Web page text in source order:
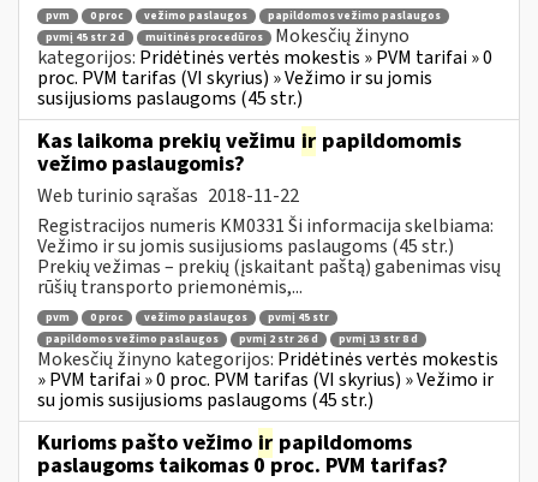
pvm 0 proc vežimo paslaugos
papildomos vežimo paslaugos
pvmį 45 str 2 d
muitinės procedūros
Mokesčių žinyno
kategorijos: Pridėtinės vertės mokestis » PVM tarifai » 0
proc. PVM tarifas (VI skyrius) » Vežimo ir su jomis
susijusioms paslaugoms (45 str.)
Kas laikoma prekių vežimu ir papildomomis
vežimo paslaugomis?
Web turinio sąrašas 2018-11-22
Registracijos numeris KM0331 Ši informacija skelbiama:
Vežimo ir su jomis susijusioms paslaugoms (45 str.)
Prekių vežimas – prekių (įskaitant paštą) gabenimas visų
rūšių transporto priemonėmis,...
pvm 0 proc vežimo paslaugos
pvmį 45 str
papildomos vežimo paslaugos
pvmį 2 str 26 d pvmį 13 str 8 d
Mokesčių žinyno kategorijos: Pridėtinės vertės mokestis
» PVM tarifai » 0 proc. PVM tarifas (VI skyrius) » Vežimo ir
su jomis susijusioms paslaugoms (45 str.)
Kurioms pašto vežimo ir papildomoms
paslaugoms taikomas 0 proc. PVM tarifas?